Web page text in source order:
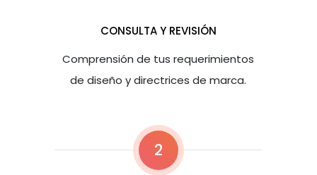
CONSULTA Y REVISIÓN
Comprensión de tus requerimientos
de diseño y directrices de marca.
2